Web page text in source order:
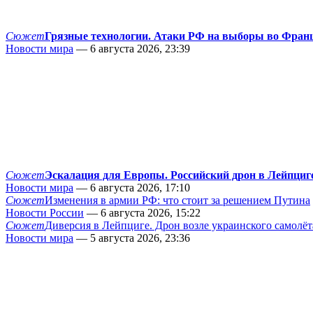
СюжетГрязные технологии. Атаки РФ на выборы во
Новости мира — 6 августа 2026, 23:39
СюжетЭскалация для Европы. Российский дрон в
Новости мира — 6 августа 2026, 17:10
СюжетИзменения в армии РФ: что стоит за решением Путина
Новости России — 6 августа 2026, 15:22
СюжетДиверсия в Лейпциге. Дрон возле украинского
Новости мира — 5 августа 2026, 23:36